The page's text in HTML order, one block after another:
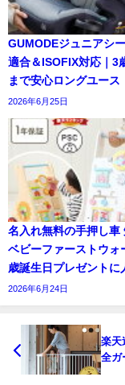
GUMODEジュニアシ
適合＆ISOFIX対応｜3
まで安心ロングユース
2026年6月25日
名入れ無料の手押し車
ベビーファーストウォ
歳誕生日プレゼントに
2026年6月24日
楽天
全ガ